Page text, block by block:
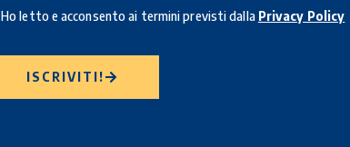
Ho letto e acconsento ai termini previsti dalla Privacy Policy
ISCRIVITI!